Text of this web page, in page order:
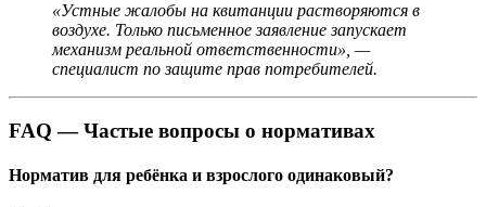
«Устные жалобы на квитанции растворяются в
воздухе. Только письменное заявление запускает
механизм реальной ответственности», —
специалист по защите прав потребителей.
FAQ — Частые вопросы о нормативах
Норматив для ребёнка и взрослого одинаковый?